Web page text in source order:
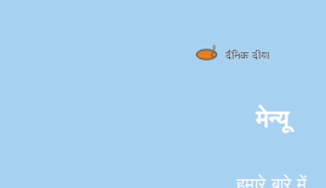
मेन्यू